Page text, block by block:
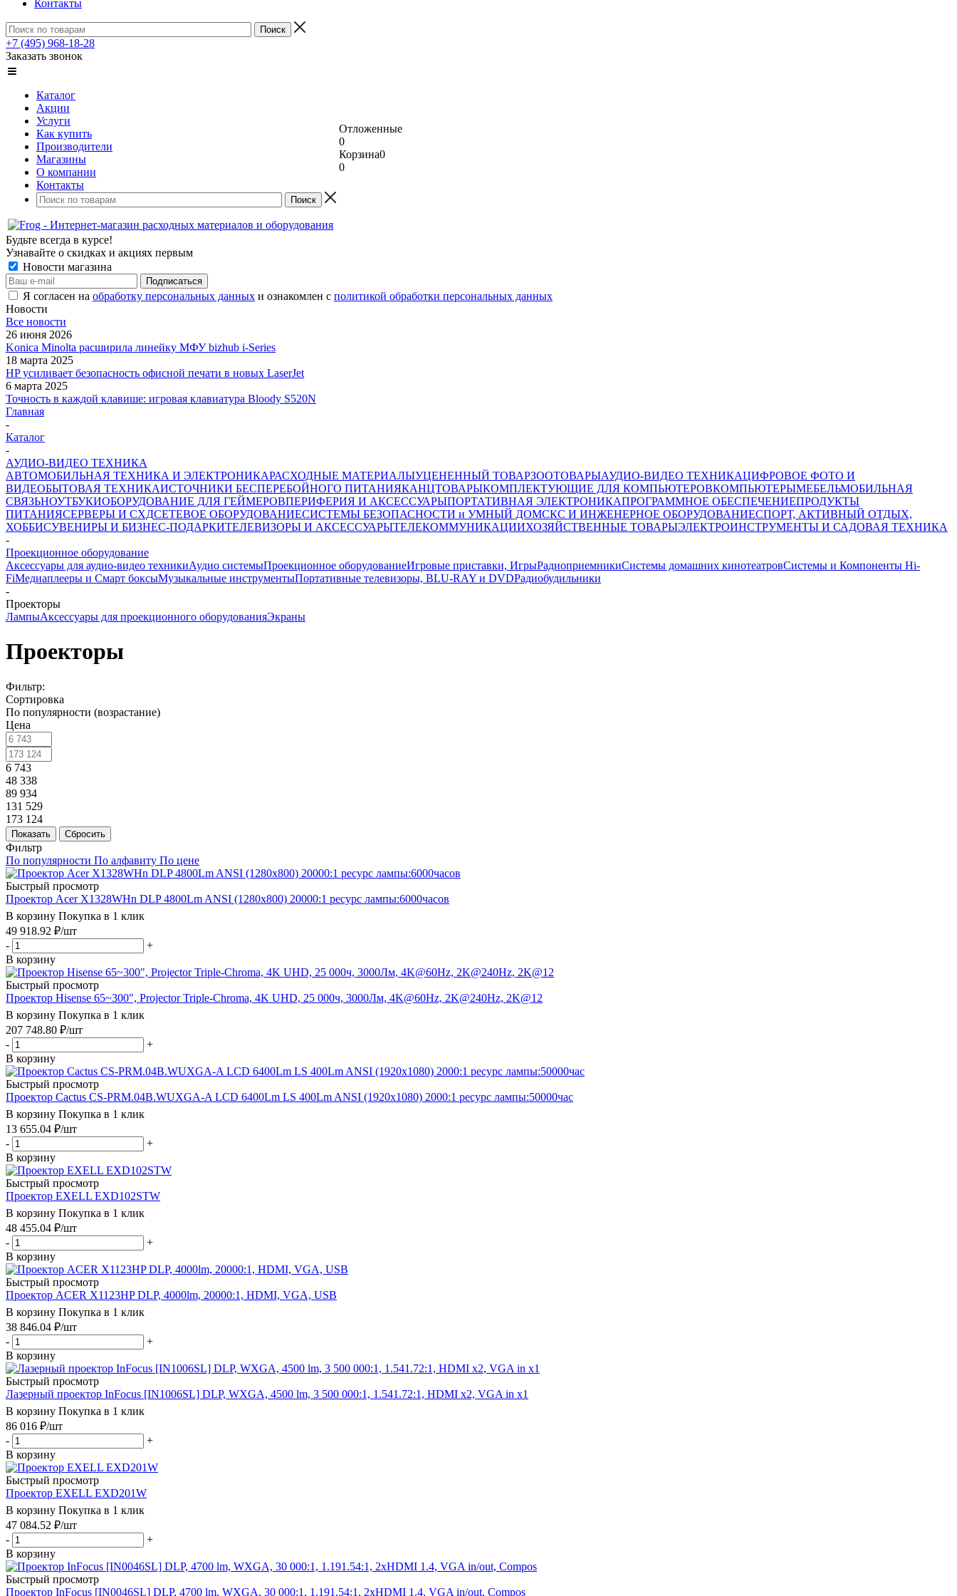
Контакты
+7 (495) 968-18-28
Заказать звонок
Каталог
Акции
Услуги
Как купить
Производители
Магазины
О компании
Контакты
Отложенные
0
Корзина0
0
Будьте всегда в курсе!
Узнавайте о скидках и акциях первым
Новости магазина
Я согласен на обработку персональных данных и ознакомлен с политикой обработки персональных данных
Новости
Все новости
26 июня 2026
Konica Minolta расширила линейку МФУ bizhub i-Series
18 марта 2025
HP усиливает безопасность офисной печати в новых LaserJet
6 марта 2025
Точность в каждой клавише: игровая клавиатура Bloody S520N
Главная
-
Каталог
-
АУДИО-ВИДЕО ТЕХНИКА
АВТОМОБИЛЬНАЯ ТЕХНИКА И ЭЛЕКТРОНИКАРАСХОДНЫЕ МАТЕРИАЛЫУЦЕНЕННЫЙ ТОВАРЗООТОВАРЫАУДИО-ВИДЕО ТЕХНИКАЦИФРОВОЕ ФОТО И
ВИДЕОБЫТОВАЯ ТЕХНИКАИСТОЧНИКИ БЕСПЕРЕБОЙНОГО ПИТАНИЯКАНЦТОВАРЫКОМПЛЕКТУЮЩИЕ ДЛЯ КОМПЬЮТЕРОВКОМПЬЮТЕРЫМЕБЕЛЬМОБИЛЬНАЯ
СВЯЗЬНОУТБУКИОБОРУДОВАНИЕ ДЛЯ ГЕЙМЕРОВПЕРИФЕРИЯ И АКСЕССУАРЫПОРТАТИВНАЯ ЭЛЕКТРОНИКАПРОГРАММНОЕ ОБЕСПЕЧЕНИЕПРОДУКТЫ
ПИТАНИЯСЕРВЕРЫ И СХДСЕТЕВОЕ ОБОРУДОВАНИЕСИСТЕМЫ БЕЗОПАСНОСТИ и УМНЫЙ ДОМСКС И ИНЖЕНЕРНОЕ ОБОРУДОВАНИЕСПОРТ, АКТИВНЫЙ ОТДЫХ,
ХОББИСУВЕНИРЫ И БИЗНЕС-ПОДАРКИТЕЛЕВИЗОРЫ И АКСЕССУАРЫТЕЛЕКОММУНИКАЦИИХОЗЯЙСТВЕННЫЕ ТОВАРЫЭЛЕКТРОИНСТРУМЕНТЫ И САДОВАЯ ТЕХНИКА
-
Проекционное оборудование
Аксессуары для аудио-видео техникиАудио системыПроекционное оборудованиеИгровые приставки, ИгрыРадиоприемникиСистемы домашних кинотеатровСистемы и Компоненты Hi-
FiМедиаплееры и Смарт боксыМузыкальные инструментыПортативные телевизоры, BLU-RAY и DVDРадиобудильники
-
Проекторы
ЛампыАксессуары для проекционного оборудованияЭкраны
Проекторы
Фильтр:
Сортировка
По популярности (возрастание)
Цена
6 743
48 338
89 934
131 529
173 124
Показать Сбросить
Фильтр
По популярности По алфавиту По цене
Быстрый просмотр
Проектор Acer X1328WHn DLP 4800Lm ANSI (1280x800) 20000:1 ресурс лампы:6000часов
В корзину Покупка в 1 клик
49 918.92 ₽/шт
-
+
В корзину
Быстрый просмотр
Проектор Hisense 65~300", Projector Triple-Chroma, 4K UHD, 25 000ч, 3000Лм, 4K@60Hz, 2K@240Hz, 2K@12
В корзину Покупка в 1 клик
207 748.80 ₽/шт
-
+
В корзину
Быстрый просмотр
Проектор Cactus CS-PRM.04B.WUXGA-A LCD 6400Lm LS 400Lm ANSI (1920x1080) 2000:1 ресурс лампы:50000час
В корзину Покупка в 1 клик
13 655.04 ₽/шт
-
+
В корзину
Быстрый просмотр
Проектор EXELL EXD102STW
В корзину Покупка в 1 клик
48 455.04 ₽/шт
-
+
В корзину
Быстрый просмотр
Проектор ACER X1123HP DLP, 4000lm, 20000:1, HDMI, VGA, USB
В корзину Покупка в 1 клик
38 846.04 ₽/шт
-
+
В корзину
Быстрый просмотр
Лазерный проектор InFocus [IN1006SL] DLP, WXGA, 4500 lm, 3 500 000:1, 1.541.72:1, HDMI x2, VGA in x1
В корзину Покупка в 1 клик
86 016 ₽/шт
-
+
В корзину
Быстрый просмотр
Проектор EXELL EXD201W
В корзину Покупка в 1 клик
47 084.52 ₽/шт
-
+
В корзину
Быстрый просмотр
Проектор InFocus [IN0046SL] DLP, 4700 lm, WXGA, 30 000:1, 1.191.54:1, 2xHDMI 1.4, VGA in/out, Compos